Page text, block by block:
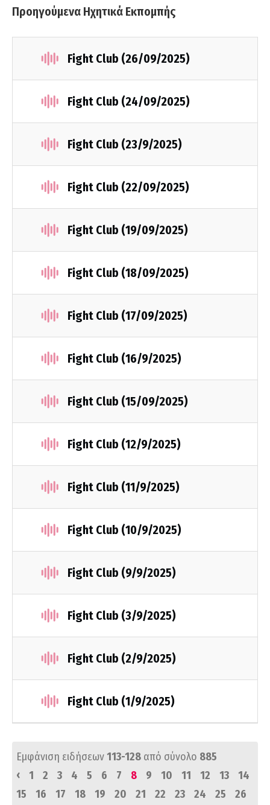
Προηγούμενα Ηχητικά Εκπομπής
Fight Club (26/09/2025)
Fight Club (24/09/2025)
Fight Club (23/9/2025)
Fight Club (22/09/2025)
Fight Club (19/09/2025)
Fight Club (18/09/2025)
Fight Club (17/09/2025)
Fight Club (16/9/2025)
Fight Club (15/09/2025)
Fight Club (12/9/2025)
Fight Club (11/9/2025)
Fight Club (10/9/2025)
Fight Club (9/9/2025)
Fight Club (3/9/2025)
Fight Club (2/9/2025)
Fight Club (1/9/2025)
Εμφάνιση ειδήσεων113-128 από σύνολο 885
‹
1 2 3 4 5 6 7 8 9 10 11 12 13
14
15
16 17 18 19 20 21 22 23 24 25
26